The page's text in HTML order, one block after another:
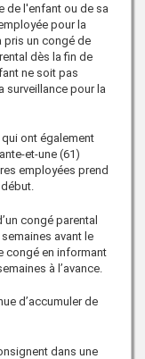
de l'enfant ou de sa
pour la
pris un congé de
dès la fin de
ne soit pas
surveillance pour la
ont également
et-une (61)
employées prend
congé parental
avant le
congé en informant
à l’avance.
d’accumuler de
dans une